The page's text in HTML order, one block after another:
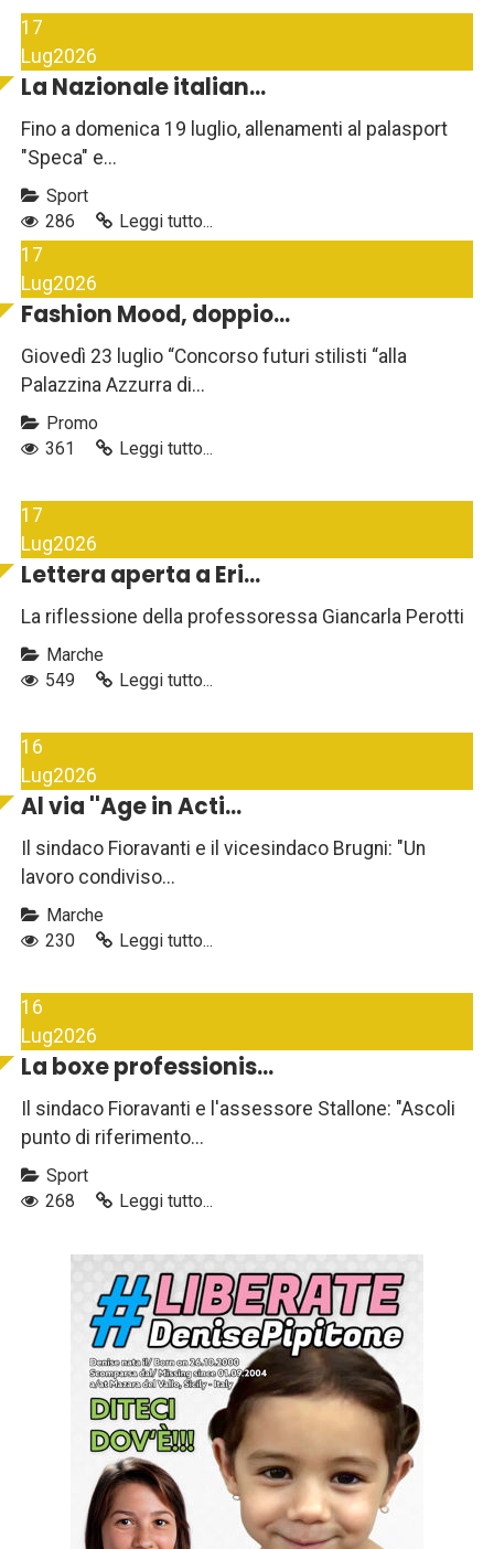
17
Lug2026
La Nazionale italian...
Fino a domenica 19 luglio, allenamenti al palasport
"Speca" e...
Sport
286
Leggi tutto...
17
Lug2026
Fashion Mood, doppio...
Giovedì 23 luglio “Concorso futuri stilisti “alla
Palazzina Azzurra di...
Promo
361
Leggi tutto...
17
Lug2026
Lettera aperta a Eri...
La riflessione della professoressa Giancarla Perotti
Marche
549
Leggi tutto...
16
Lug2026
Al via ''Age in Acti...
Il sindaco Fioravanti e il vicesindaco Brugni: "Un
lavoro condiviso...
Marche
230
Leggi tutto...
16
Lug2026
La boxe professionis...
Il sindaco Fioravanti e l'assessore Stallone: "Ascoli
punto di riferimento...
Sport
268
Leggi tutto...